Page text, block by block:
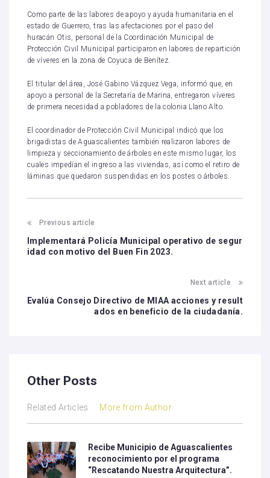
Como parte de las labores de apoyo y ayuda humanitaria en el
estado de Guerrero, tras las afectaciones por el paso del
huracán Otis, personal de la Coordinación Municipal de
Protección Civil Municipal participaron en labores de repartición
de víveres en la zona de Coyuca de Benítez.
El titular del área, José Gabino Vázquez Vega, informó que, en
apoyo a personal de la Secretaría de Marina, entregaron víveres
de primera necesidad a pobladores de la colonia Llano Alto.
El coordinador de Protección Civil Municipal indicó que los
brigadistas de Aguascalientes también realizaron labores de
limpieza y seccionamiento de árboles en este mismo lugar, los
cuales impedían el ingreso a las viviendas, así como el retiro de
láminas que quedaron suspendidas en los postes o árboles.
Previous article
Implementará Policía Municipal operativo de segur
idad con motivo del Buen Fin 2023.
Next article
Evalúa Consejo Directivo de MIAA acciones y result
ados en beneficio de la ciudadanía.
Other Posts
Related Articles More from Author
Recibe Municipio de Aguascalientes
reconocimiento por el programa
“Rescatando Nuestra Arquitectura”.